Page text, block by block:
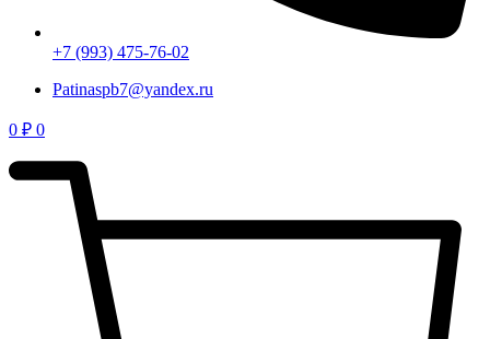
+7 (993) 475-76-02
Patinaspb7@yandex.ru
0 ₽ 0